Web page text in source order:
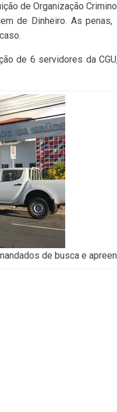
de Organização
de Dinheiro. As
de 6 servidores da
de busca e